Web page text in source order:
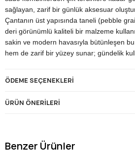
sağlayan, zarif bir günlük aksesuar
Çantanın üst yapısında taneli (pebble
deri görünümlü kaliteli bir malzeme
sakin ve modern havasıyla bütünleşen
hem de zarif bir yüzey sunar; gündelik
Tasarımın imzasını gold ton metal
gövdenin alt orta kısmında yer alan gold
çekme ucunda konumlanan gold UCB
Bnt-1717'nin en pratik yönü, çift
yapısıdır. Ana bölme ve önündeki ek
ÖDEME SEÇENEKLERI
ÜRÜN ÖNERILERI
Benzer Ürünler